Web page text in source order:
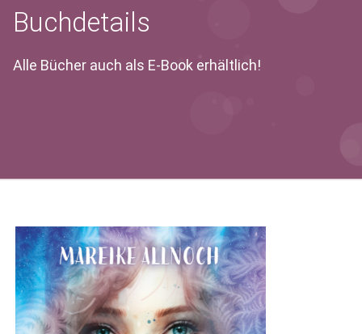
Buchdetails
Alle Bücher auch als E-Book erhältlich!